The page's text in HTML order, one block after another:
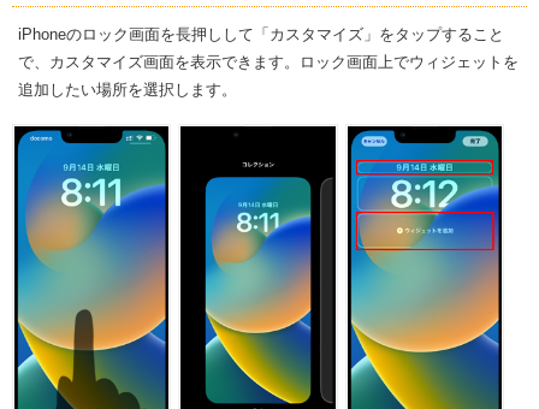
iPhoneのロック画面を長押しして「カスタマイズ」をタップすること
で、カスタマイズ画面を表示できます。ロック画面上でウィジェットを
追加したい場所を選択します。